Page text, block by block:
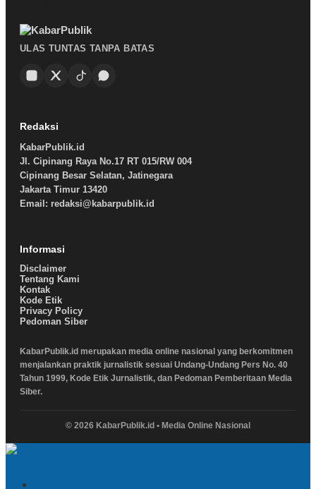
ULAS TUNTAS TANPA BATAS
Redaksi
KabarPublik.id
Jl. Cipinang Raya No.17 RT 015/RW 004
Cipinang Besar Selatan, Jatinegara
Jakarta Timur 13420
Email: redaksi@kabarpublik.id
Informasi
Disclaimer
Tentang Kami
Kontak
Kode Etik
Privacy Policy
Pedoman Siber
KabarPublik.id merupakan media online nasional yang berkomitmen
menjalankan praktik jurnalistik sesuai Undang-Undang Pers No. 40
Tahun 1999, Kode Etik Jurnalistik, dan Pedoman Pemberitaan Media
Siber.
© 2026 KabarPublik.id • Media Online Nasional